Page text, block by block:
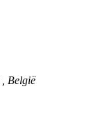
België